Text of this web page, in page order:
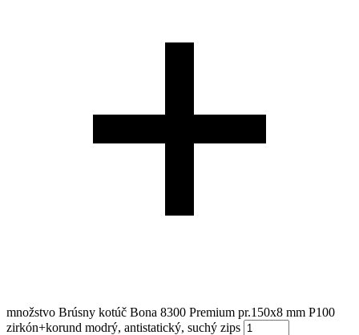
množstvo Brúsny kotúč Bona 8300 Premium pr.150x8 mm P100
zirkón+korund modrý, antistatický, suchý zips